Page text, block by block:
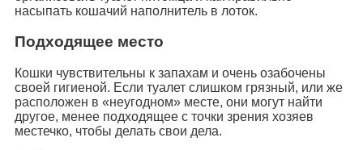
насыпать кошачий наполнитель в лоток.
Подходящее место
Кошки чувствительны к запахам и очень озабочены
своей гигиеной. Если туалет слишком грязный, или же
расположен в «неугодном» месте, они могут найти
другое, менее подходящее с точки зрения хозяев
местечко, чтобы делать свои дела.